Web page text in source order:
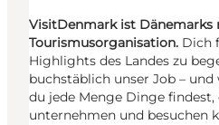
VisitDenmark ist Dänemarks
Tourismusorganisation. Dich
Highlights des Landes zu
buchstäblich unser Job – und
du jede Menge Dinge findest,
unternehmen und besuchen